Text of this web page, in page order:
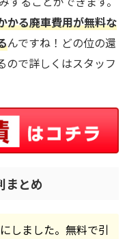
かる廃車費用が無料な
んですね！どの位の還
ので詳しくはスタッフ
まとめ
しました。無料で引